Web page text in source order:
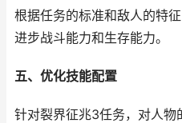
根据任务的标准和敌人的特
进步战斗能力和生存能力。
五、优化技能配置
针对裂界征兆3任务，对人